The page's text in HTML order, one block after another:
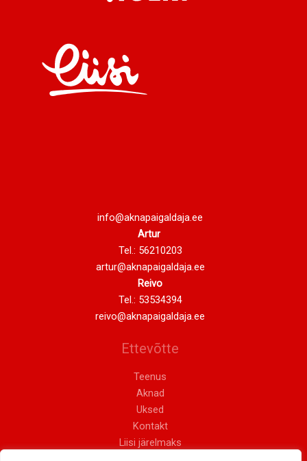
info@aknapaigaldaja.ee
Artur
Tel.: 56210203
artur@aknapaigaldaja.ee
Reivo
Tel.: 53534394
reivo@aknapaigaldaja.ee
Ettevõtte
Teenus
Aknad
Uksed
Kontakt
Liisi järelmaks